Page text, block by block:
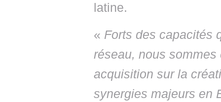
latine.
« Forts des capacités
réseau, nous sommes
acquisition sur la
synergies majeurs en